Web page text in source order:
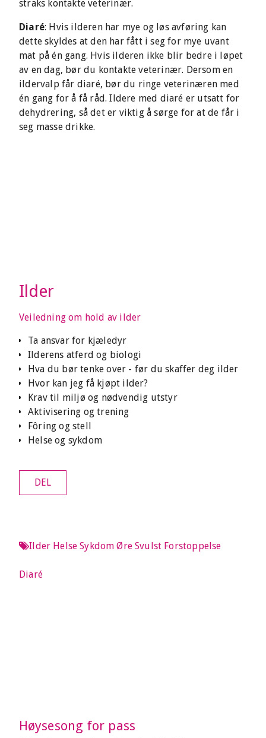
straks kontakte veterinær.
Diaré: Hvis ilderen har mye og løs avføring kan
dette skyldes at den har fått i seg for mye uvant
mat på én gang. Hvis ilderen ikke blir bedre i løpet
av en dag, bør du kontakte veterinær. Dersom en
ildervalp får diaré, bør du ringe veterinæren med
én gang for å få råd. Ildere med diaré er utsatt for
dehydrering, så det er viktig å sørge for at de får i
seg masse drikke.
Ilder
Veiledning om hold av ilder
Ta ansvar for kjæledyr
Ilderens atferd og biologi
Hva du bør tenke over - før du skaffer deg ilder
Hvor kan jeg få kjøpt ilder?
Krav til miljø og nødvendig utstyr
Aktivisering og trening
Fôring og stell
Helse og sykdom
DEL
Ilder Helse Sykdom Øre Svulst Forstoppelse
Diaré
Høysesong for pass